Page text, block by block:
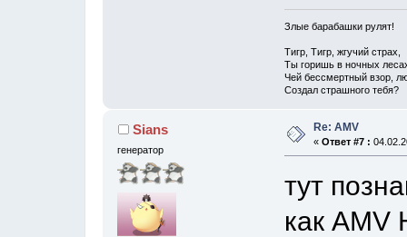
Злые барабашки рулят!
Тигр, Тигр, жгучий страх,
Ты горишь в ночных
Чей бессмертный взор,
Создал страшного тебя?
Sians
генератор
Re: AMV
« Ответ #7 :
тут
как AMV